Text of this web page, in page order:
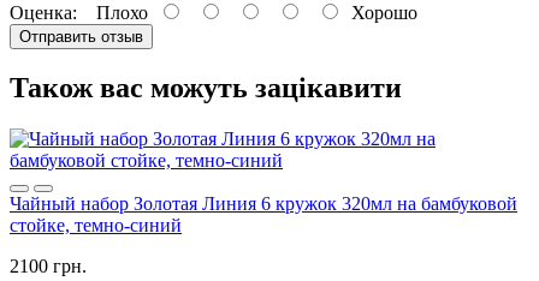
Оценка: Плохо Хорошо
Отправить отзыв
Також вас можуть зацікавити
Чайный набор Золотая Линия 6 кружок 320мл на бамбуковой
стойке, темно-синий
2100 грн.